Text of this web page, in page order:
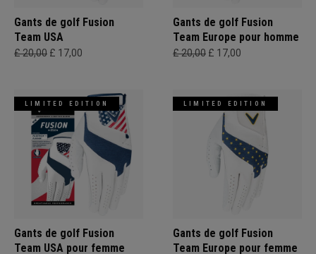
Gants de golf Fusion
Team USA
£ 20,00 £ 17,00
Gants de golf Fusion
Team Europe pour homme
£ 20,00 £ 17,00
LIMITED EDITION
Gants de golf Fusion
Team USA pour femme
LIMITED EDITION
Gants de golf Fusion
Team Europe pour femme